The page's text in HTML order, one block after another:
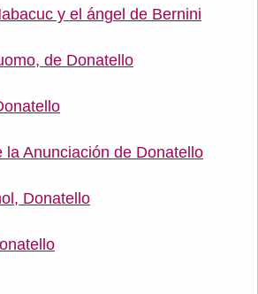
y el ángel de Bernini
de Donatello
la Anunciación de Donatello
Donatello